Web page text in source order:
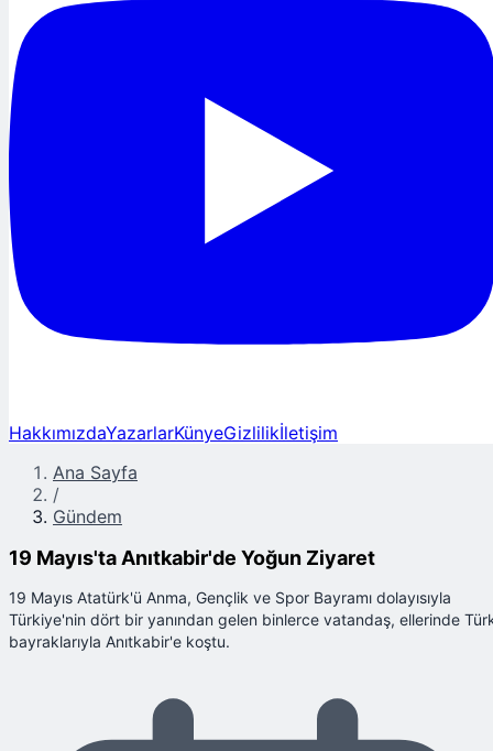
HakkımızdaYazarlarKünyeGizlilikİletişim
Ana Sayfa
/
Gündem
19 Mayıs'ta Anıtkabir'de Yoğun Ziyaret
19 Mayıs Atatürk'ü Anma, Gençlik ve Spor Bayramı dolayısıyla
Türkiye'nin dört bir yanından gelen binlerce vatandaş, ellerinde
bayraklarıyla Anıtkabir'e koştu.